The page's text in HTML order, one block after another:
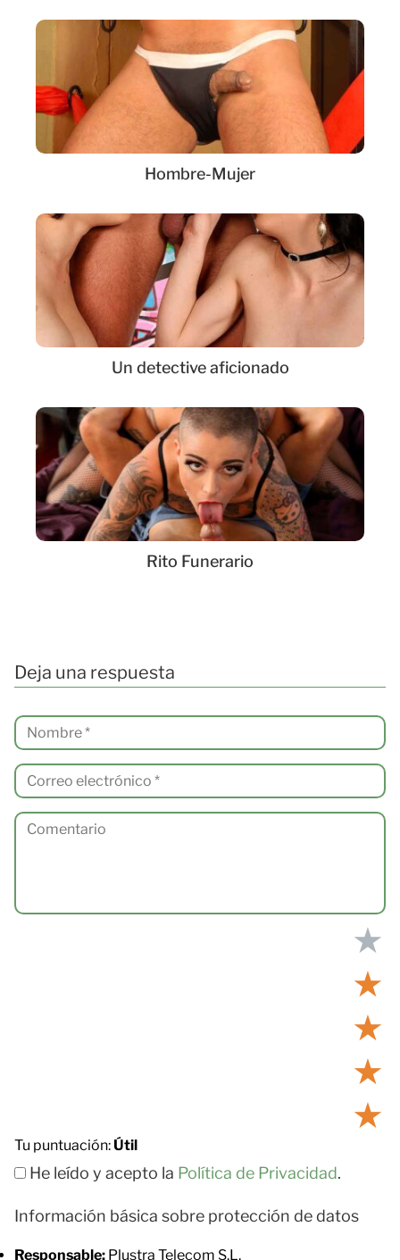
Hombre-Mujer
Un detective aficionado
Rito Funerario
Deja una respuesta
★
★
★
★
★
Tu puntuación: Útil
He leído y acepto la Política de Privacidad.
Información básica sobre protección de datos
Responsable: Plustra Telecom S.L.